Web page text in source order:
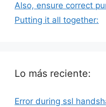
Also, ensure correct
Putting it all together:
Lo más reciente:
Error during ssl